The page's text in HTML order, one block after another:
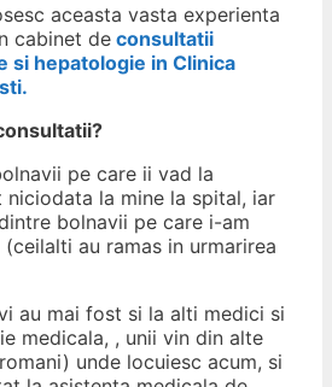
aceasta vasta experienta
cabinet de consultatii
si hepatologie in Clinica
pe care ii vad la
la mine la spital, iar
bolnavii pe care i-am
au ramas in urmarirea
au mai fost si la alti medici si
medicala, , unii vin din alte
unde locuiesc acum, si